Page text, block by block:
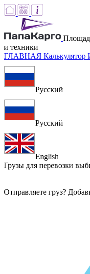
и техники
ГЛАВНАЯ Калькулятор
Русский
Русский
English
Грузы для перевозки
Отправляете груз?